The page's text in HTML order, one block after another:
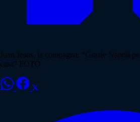
Juan Jesus, la compagna: “Grazie Napoli
casa” FOTO